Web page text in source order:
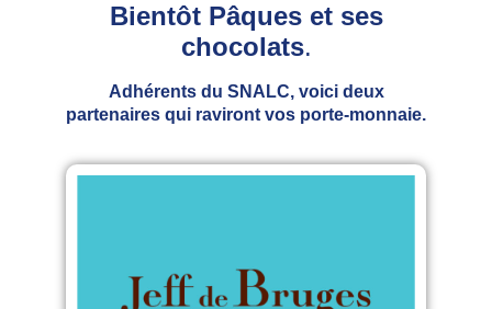
Bientôt Pâques et ses
chocolats.
Adhérents du SNALC, voici deux
partenaires qui raviront vos porte-monnaie.